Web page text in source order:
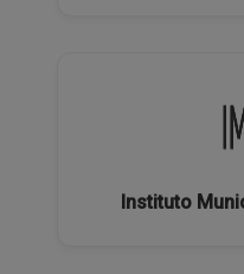
Instituto